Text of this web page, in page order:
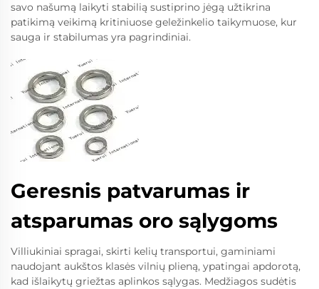
savo našumą laikyti stabilią sustiprino jėgą užtikrina
patikimą veikimą kritiniuose geležinkelio taikymuose, kur
sauga ir stabilumas yra pagrindiniai.
Geresnis patvarumas ir
atsparumas oro sąlygoms
Villiukiniai spragai, skirti kelių transportui, gaminiami
naudojant aukštos klasės vilnių plieną, ypatingai apdorotą,
kad išlaikytų griežtas aplinkos sąlygas. Medžiagos sudėtis